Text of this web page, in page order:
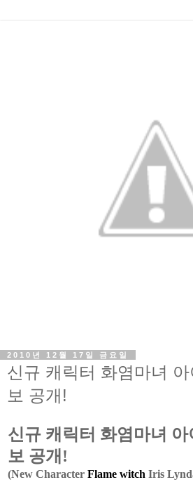
2010년 12월 17일 금요일
신규 캐릭터 화염마녀
보 공개!
신규 캐릭터 화염마녀 아
보 공개!
(New CharacterFlame witchIris